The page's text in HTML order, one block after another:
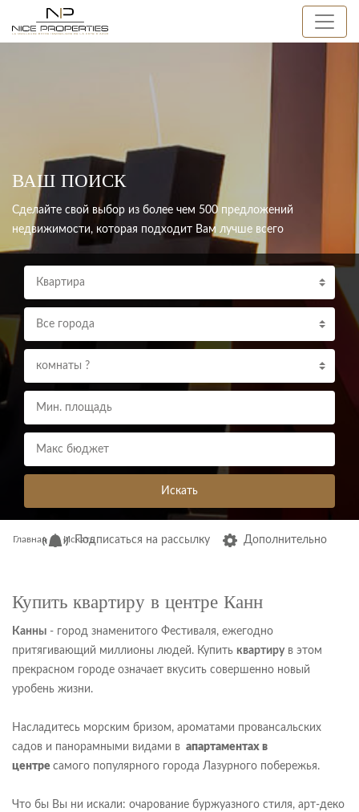
ВАШ ПОИСК
Сделайте свой выбор из более чем 500 предложений
недвижимости, которая подходит Вам лучше всего
Квартира
Все города
комнаты ?
Искать
Подписаться на рассылку Дополнительно
Главная Искать
Купить квартиру в центре Канн
Канны - город знаменитого Фестиваля, ежегодно
притягивающий миллионы людей. Купить квартирув этом
прекрасном городе означает вкусить совершенно новый
уробень жизни.
Насладитесь морским бризом, ароматами провансальских
садов и панорамными видами в апартаментах в
центре самого популярного города Лазурного побережья.
Что бы Вы ни искали: очарование буржуазного стиля, арт-деко